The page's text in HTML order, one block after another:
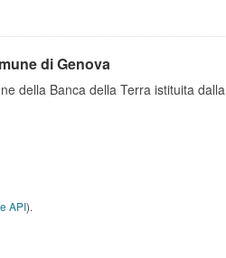
di Genova
della Banca della Terra istituita dalla
API).